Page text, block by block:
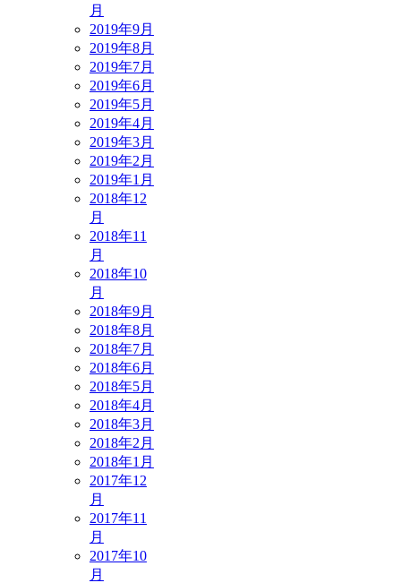
月
2019年9月
2019年8月
2019年7月
2019年6月
2019年5月
2019年4月
2019年3月
2019年2月
2019年1月
2018年12
月
2018年11
月
2018年10
月
2018年9月
2018年8月
2018年7月
2018年6月
2018年5月
2018年4月
2018年3月
2018年2月
2018年1月
2017年12
月
2017年11
月
2017年10
月